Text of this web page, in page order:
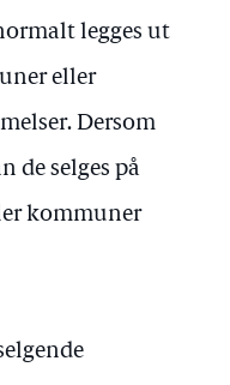
legges ut
eller
Dersom
de selges på
kommuner